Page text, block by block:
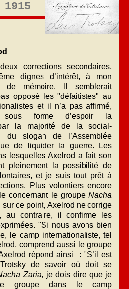
corrections secondaires,
dignes d’intérêt, à mon
de mémoire. Il semblerait
opposé les "défaitistes" au
et il n’a pas affirmé,
sous forme d’espoir la
la majorité de la social-
du slogan de l’Assemblée
de liquider la guerre. Les
lesquelles Axelrod a fait son
pleinement la possibilité de
et je suis tout prêt à
Plus volontiers encore
concernant le groupeNacha
sur ce point, Axelrod ne corrige
au contraire, il confirme les
"Si nous avons bien
le camp internationaliste, tel
comprend aussi le groupe
répond ainsi : "S’il est
de savoir où doit se
Zaria, je dois dire que je
groupe dans le camp